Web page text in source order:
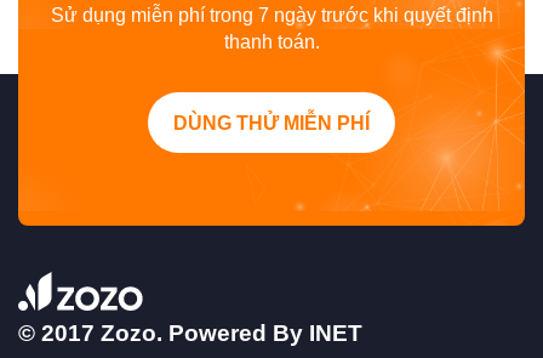
Sử dụng miễn phí trong 7 ngày trước khi quyết định
thanh toán.
DÙNG THỬ MIỄN PHÍ
© 2017 Zozo. Powered By INET